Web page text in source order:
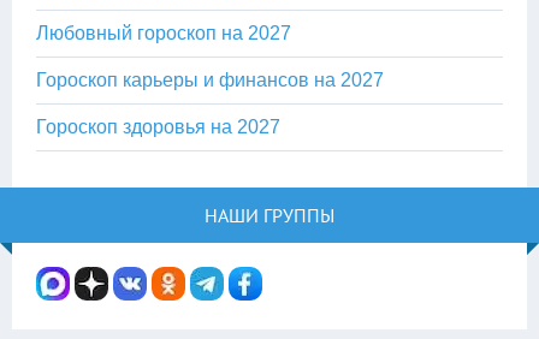
Любовный гороскоп на 2027
Гороскоп карьеры и финансов на 2027
Гороскоп здоровья на 2027
НАШИ ГРУППЫ